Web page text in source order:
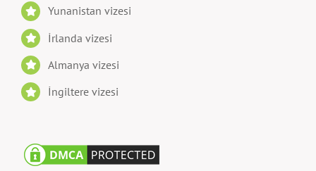
Yunanistan vizesi
İrlanda vizesi
Almanya vizesi
İngiltere vizesi